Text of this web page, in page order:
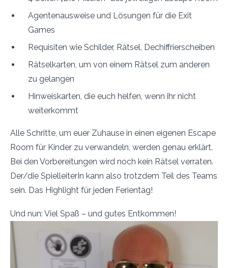
Agentenausweise und Lösungen für die Exit
Games
Requisiten wie Schilder, Rätsel, Dechiffrierscheiben
Rätselkarten, um von einem Rätsel zum anderen
zu gelangen
Hinweiskarten, die euch helfen, wenn ihr nicht
weiterkommt
Alle Schritte, um euer Zuhause in einen eigenen Escape
Room für Kinder zu verwandeln, werden genau erklärt.
Bei den Vorbereitungen wird noch kein Rätsel verraten.
Der/die SpielleiterIn kann also trotzdem Teil des Teams
sein. Das Highlight für jeden Ferientag!
Und nun: Viel Spaß – und gutes Entkommen!